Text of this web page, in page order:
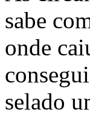
sabe
onde
selado